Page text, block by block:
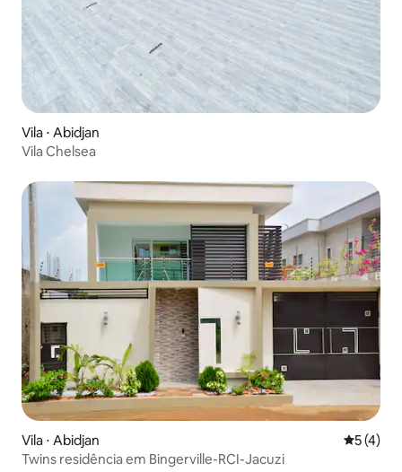
Vila ⋅ Abidjan
Vila Chelsea
Vila ⋅ Abidjan 5 de
5 (4)
Twins residência em Bingerville-RCI-Jacuzi